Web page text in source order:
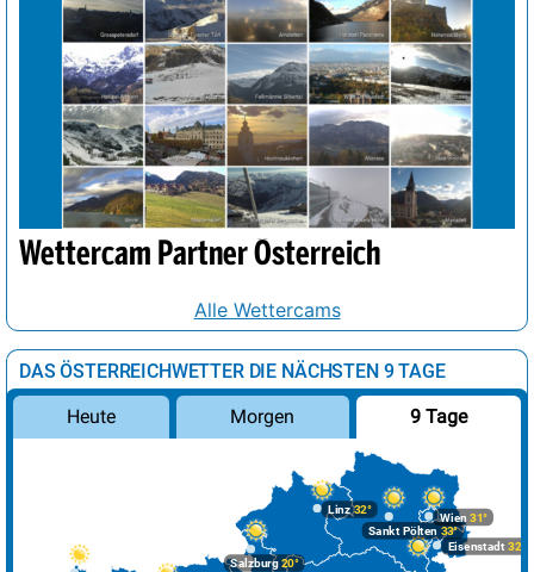
Wettercam Partner Österreich
Alle Wettercams
DAS ÖSTERREICHWETTER DIE NÄCHSTEN 9 TAGE
Heute Morgen 9 Tage
Linz32°
Salzburg20°
Wien 31°
Eisenstadt 32°
Sankt Pölten 33°